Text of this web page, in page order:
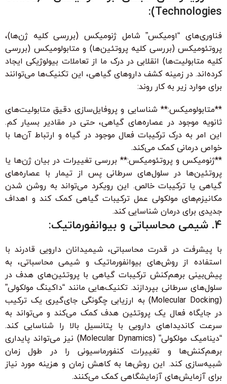
Technologies):
فناوری‌های “اومیکس” شامل ژنومیکس (بررسی کلیه ژن‌ها)،
پروتئومیکس (بررسی کلیه پروتئین‌ها) و متابولومیکس (بررسی
کلیه متابولیت‌ها) انقلابی در درک ما از تعاملات بیولوژیکی ایجاد
کرده‌اند. در زمینه کشف داروهای گیاهی، این تکنیک‌ها می‌توانند
برای موارد زیر به کار روند:
**متابولومیکس:** شناسایی و پروفایل‌سازی دقیق متابولیت‌های
ثانویه موجود در عصاره‌های گیاهی، حتی در مقادیر بسیار کم.
این امر به درک ترکیبات فعال موجود در گیاه و ارتباط آن‌ها با
خواص درمانی کمک می‌کند.
**ژنومیکس و پروتئومیکس:** بررسی تغییرات در بیان ژن‌ها یا
پروتئین‌ها در سلول‌های سرطانی پس از تیمار با عصاره‌های
گیاهی یا ترکیبات خالص. این رویکرد می‌تواند به روشن شدن
مکانیزم‌های مولکولی عمل ترکیبات گیاهی کمک کند و اهداف
جدیدی برای درمان شناسایی کند.
4. شیمی محاسباتی و بیوانفورماتیک:
با پیشرفت در قدرت محاسباتی، شیمیدانان دارویی قادرند با
استفاده از روش‌های بیوانفورماتیک و شیمی محاسباتی، به
پیش‌بینی برهم‌کنش ترکیبات گیاهی با پروتئین‌های هدف در
سلول‌های سرطانی بپردازند. تکنیک‌هایی مانند “داکینگ مولکولی”
(Molecular Docking) به ارزیابی چگونگی جای‌گیری یک ترکیب
در جایگاه فعال یک پروتئین هدف کمک می‌کند و می‌تواند به
سرعت کاندیداهای دارویی با پتانسیل بالا را شناسایی کند.
“دینامیک مولکولی” (Molecular Dynamics) نیز می‌تواند پایداری
برهم‌کنش‌ها و تغییرات کنفورماسیونی را در طول زمان
شبیه‌سازی کند. این روش‌ها به کاهش زمان و هزینه مورد نیاز
برای آزمایش‌های آزمایشگاهی کمک می‌کنند.